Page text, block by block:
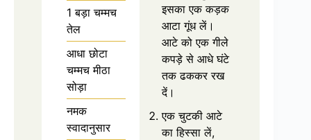
1 बड़ा चम्मच
तेल
आधा छोटा
चम्मच मीठा
सोड़ा
नमक
स्वादानुसार
इसका एक कड़क
आटा गूंध लें।
आटे को एक गीले
कपड़े से आधे घंटे
तक ढककर रख
दें।
एक चुटकी आटे
का हिस्सा लें,